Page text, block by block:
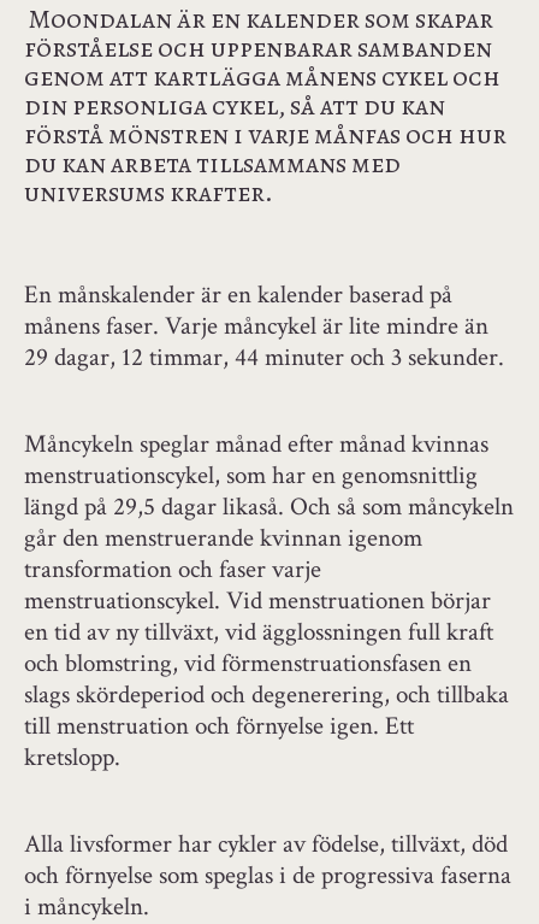
Moondalan är en kalender som skapar
förståelse och uppenbarar sambanden
genom att kartlägga månens cykel och
din personliga cykel, så att du kan
förstå mönstren i varje månfas och hur
du kan arbeta tillsammans med
universums krafter.
En månskalender är en kalender baserad på
månens faser. Varje måncykel är lite mindre än
29 dagar, 12 timmar, 44 minuter och 3 sekunder.
Måncykeln speglar månad efter månad kvinnas
menstruationscykel, som har en genomsnittlig
längd på 29,5 dagar likaså. Och så som måncykeln
går den menstruerande kvinnan igenom
transformation och faser varje
menstruationscykel. Vid menstruationen börjar
en tid av ny tillväxt, vid ägglossningen full kraft
och blomstring, vid förmenstruationsfasen en
slags skördeperiod och degenerering, och tillbaka
till menstruation och förnyelse igen. Ett
kretslopp.
Alla livsformer har cykler av födelse, tillväxt, död
och förnyelse som speglas i de progressiva faserna
i måncykeln.